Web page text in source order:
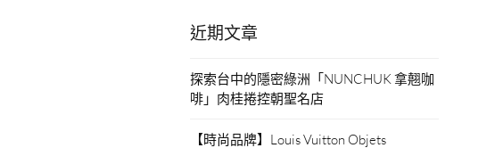
近期文章
探索台中的隱密綠洲「NUNCHUK 拿翹咖
啡」肉桂捲控朝聖名店
【時尚品牌】Louis Vuitton Objets